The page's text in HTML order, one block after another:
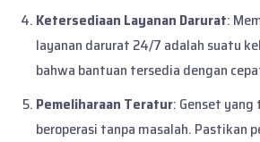
Ketersediaan Layanan Darurat:
layanan darurat 24/7 adalah suatu
bahwa bantuan tersedia dengan
Pemeliharaan Teratur: Genset
beroperasi tanpa masalah. Pastikan